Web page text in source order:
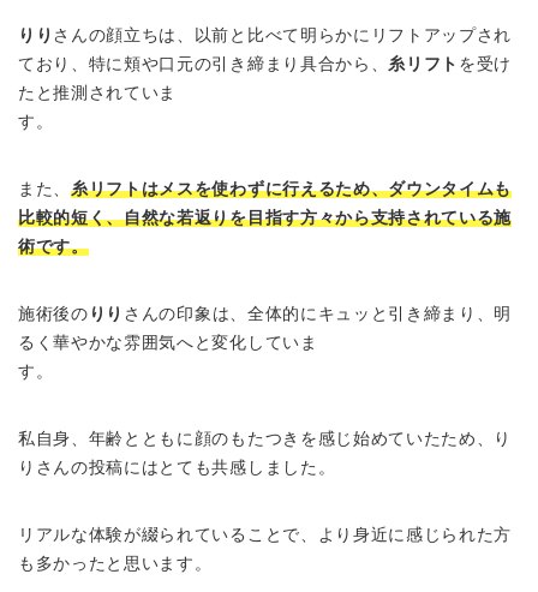
りり さんの顔立ちは、以前と比べて明らかにリフトアップされ
ており、特に頬や口元の引き締まり具合から、糸リフト を受け
たと推測されていま
す。
また、糸リフトはメスを使わずに行えるため、ダウンタイムも
比較的短く、自然な若返りを目指す方々から支持されている施
術です。
施術後の りり さんの印象は、全体的にキュッと引き締まり、明
るく華やかな雰囲気へと変化していま
す。
私自身、年齢とともに顔のもたつきを感じ始めていたため、り
りさんの投稿にはとても共感しました。
リアルな体験が綴られていることで、より身近に感じられた方
も多かったと思います。